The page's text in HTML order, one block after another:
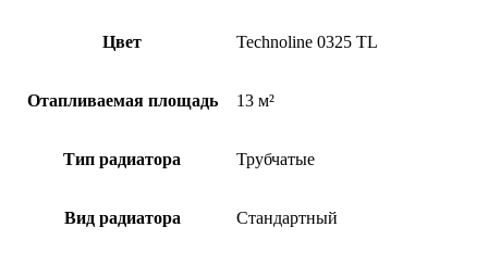
Цвет Technoline 0325 TL
Отапливаемая площадь 13 м²
Тип радиатора Трубчатые
Вид радиатора Стандартный